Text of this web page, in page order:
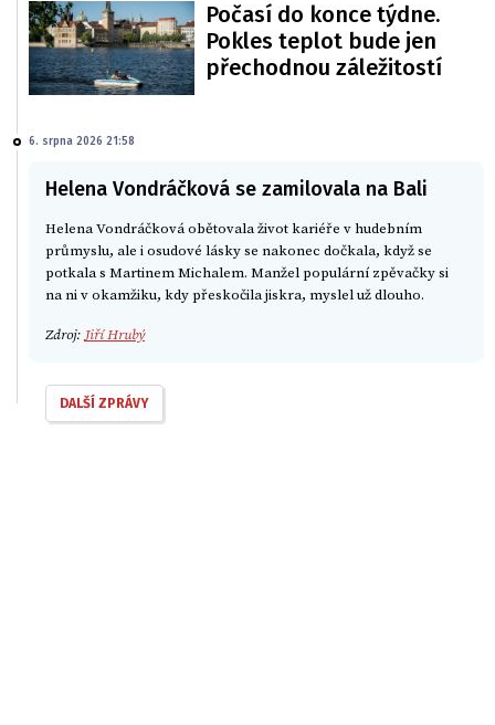
Počasí do konce týdne.
Pokles teplot bude jen
přechodnou záležitostí
6. srpna 2026 21:58
Helena Vondráčková se zamilovala na Bali
Helena Vondráčková obětovala život kariéře v hudebním
průmyslu, ale i osudové lásky se nakonec dočkala, když se
potkala s Martinem Michalem. Manžel populární zpěvačky si
na ni v okamžiku, kdy přeskočila jiskra, myslel už dlouho.
Zdroj: Jiří Hrubý
DALŠÍ ZPRÁVY